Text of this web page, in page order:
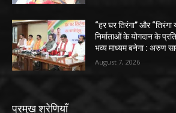
“हर घर तिरंगा” और “तिरंगा
निर्माताओं के योगदान के
भव्य माध्यम बनेगा : अरुण
August 7, 2026
प्रमुख श्रेणियाँ